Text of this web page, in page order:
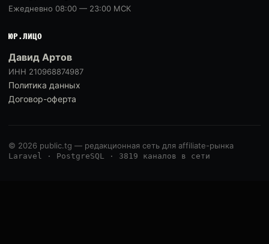
Ежедневно 08:00 — 23:00 МСК
ЮР.ЛИЦО
Давид Артов
ИНН 210968874987
Политика данных
Договор-оферта
© 2026 public.tg — редакционная сеть для affiliate-рынка
Laravel · PostgreSQL · 3819 каналов в сети